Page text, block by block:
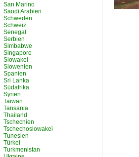
San Marino
Saudi Arabien
Schweden
Schweiz
Senegal
Serbien
Simbabwe
Singapore
Slowakei
Slowenien
Spanien
Sri Lanka
Südafrika
Syrien
Taiwan
Tansania
Thailand
Tschechien
Tschechoslowakei
Tunesien
Türkei
Turkmenistan